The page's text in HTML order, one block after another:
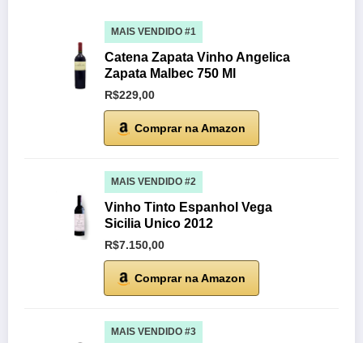
MAIS VENDIDO #1
Catena Zapata Vinho Angelica
Zapata Malbec 750 Ml
R$229,00
Comprar na Amazon
MAIS VENDIDO #2
Vinho Tinto Espanhol Vega
Sicilia Unico 2012
R$7.150,00
Comprar na Amazon
MAIS VENDIDO #3